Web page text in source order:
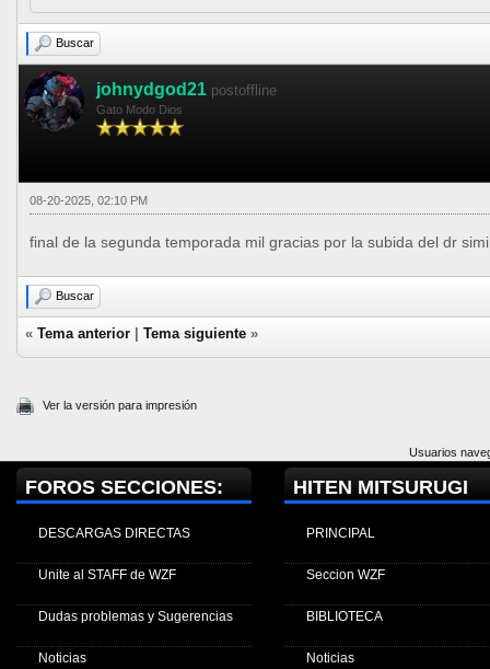
Buscar
johnydgod21 postoffline
Gato Modo Dios
08-20-2025, 02:10 PM
final de la segunda temporada mil gracias por la subida del dr simi
Buscar
« Tema anterior Tema siguiente »
Ver la versión para impresión
Usuarios
FOROS SECCIONES:
DESCARGAS DIRECTAS
Unite al STAFF de WZF
Dudas problemas y Sugerencias
Noticias
HITEN MITSURUGI
PRINCIPAL
Seccion WZF
BIBLIOTECA
Noticias